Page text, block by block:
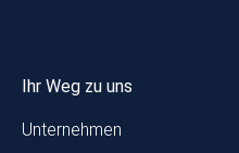
Ihr Weg zu uns
Unternehmen